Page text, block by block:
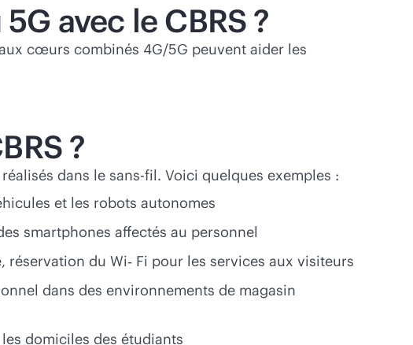
avec le CBRS ?
cœurs combinés 4G/5G peuvent aider les
?
dans le sans-fil. Voici quelques exemples :
et les robots autonomes
smartphones affectés au personnel
, réservation du Wi‑ Fi pour les services aux visiteurs
dans des environnements de magasin
domiciles des étudiants